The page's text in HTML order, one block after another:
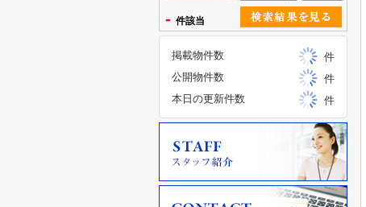
- 件該当
掲載物件数
件
公開物件数
件
本日の更新件数
件